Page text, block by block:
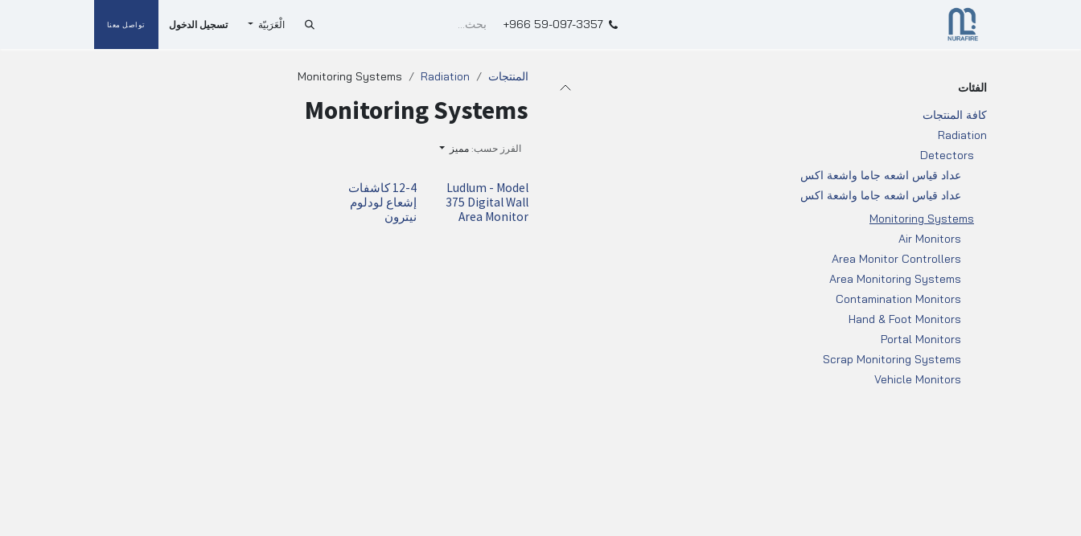
Qffect
+966 59-097-3357 الْعَرَبيّة تسجيل الدخول تواصل معنا
الفئات
كافة المنتجات
Radiation
Detectors
عداد قياس اشعه جاما واشعة اكس
عداد قياس اشعه جاما واشعة اكس
Monitoring Systems
Air Monitors
Area Monitor Controllers
Area Monitoring Systems
Contamination Monitors
Hand & Foot Monitors
Portal Monitors
Scrap Monitoring Systems
Vehicle Monitors
المنتجات Radiation
Monitoring Systems
Monitoring Systems
الفرز حسب: مميز
Ludlum - Model
375 Digital Wall
Area Monitor
12-4 كاشفات
إشعاع لودلوم
نيترون